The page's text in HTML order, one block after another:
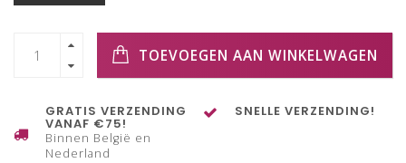
TOEVOEGEN AAN WINKELWAGEN
GRATIS VERZENDING
VANAF €75!
Binnen België en
Nederland
SNELLE VERZENDING!